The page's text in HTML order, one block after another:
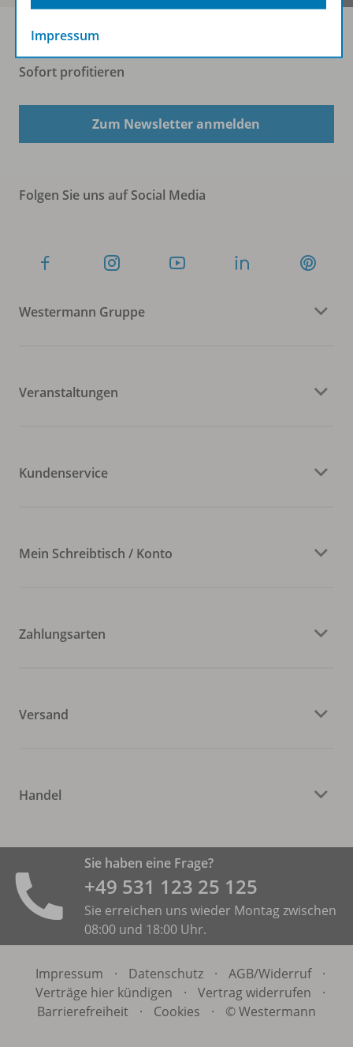
Sofort profitieren
Zum Newsletter anmelden
Folgen Sie uns auf Social Media
Westermann Gruppe
Veranstaltungen
Kundenservice
Mein Schreibtisch / Konto
Zahlungsarten
Versand
Handel
Sie haben eine Frage?
+49 531 ­123 25 125
Sie erreichen uns wieder Montag zwischen
08:00 und 18:00 Uhr.
Impressum · Datenschutz · AGB/Widerruf
·
Verträge hier kündigen
· Vertrag widerrufen
·
Barrierefreiheit
· Cookies · © Westermann
Impressum